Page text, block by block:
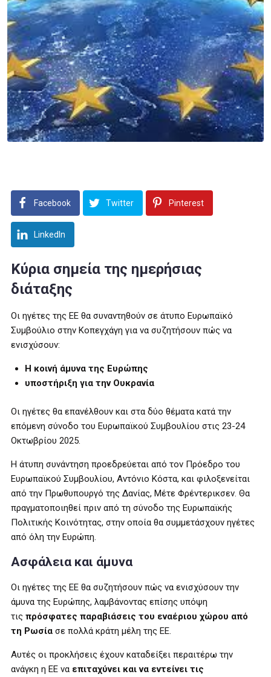
Facebook Twitter Pinterest
LinkedIn
Κύρια σημεία της ημερήσιας
διάταξης
Οι ηγέτες της ΕΕ θα συναντηθούν σε άτυπο Ευρωπαϊκό
Συμβούλιο στην Κοπεγχάγη για να συζητήσουν πώς να
ενισχύσουν:
Η κοινή άμυνα της Ευρώπης
υποστήριξη για την Ουκρανία
Οι ηγέτες θα επανέλθουν και στα δύο θέματα κατά την
επόμενη σύνοδο του Ευρωπαϊκού Συμβουλίου στις 23-24
Οκτωβρίου 2025.
Η άτυπη συνάντηση προεδρεύεται από τον Πρόεδρο του
Ευρωπαϊκού Συμβουλίου, Αντόνιο Κόστα, και φιλοξενείται
από την Πρωθυπουργό της Δανίας, Μέτε Φρέντερικσεν. Θα
πραγματοποιηθεί πριν από τη σύνοδο της Ευρωπαϊκής
Πολιτικής Κοινότητας, στην οποία θα συμμετάσχουν ηγέτες
από όλη την Ευρώπη.
Ασφάλεια και άμυνα
Οι ηγέτες της ΕΕ θα συζητήσουν πώς να ενισχύσουν την
άμυνα της Ευρώπης, λαμβάνοντας επίσης υπόψη
τις πρόσφατες παραβιάσεις του εναέριου χώρου από
τη Ρωσία σε πολλά κράτη μέλη της ΕΕ.
Αυτές οι προκλήσεις έχουν καταδείξει περαιτέρω την
ανάγκη η ΕΕ να επιταχύνει και να εντείνει τις